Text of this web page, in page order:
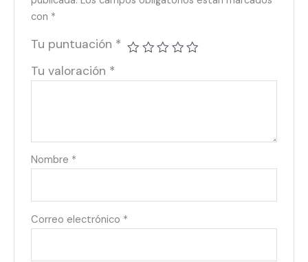
con *
Tu puntuación *
Tu valoración *
Nombre *
Correo electrónico *